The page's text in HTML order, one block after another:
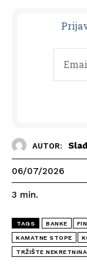
AUTOR:
06/07/2026
3 min.
TAGS BANKE
KAMATNE STOPE
TRŽIŠTE NEKRETNINA